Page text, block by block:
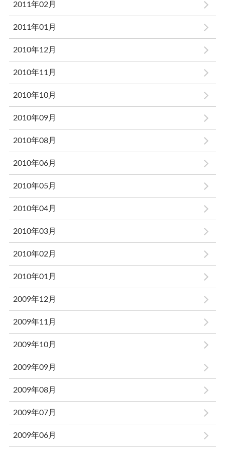
2011年02月
2011年01月
2010年12月
2010年11月
2010年10月
2010年09月
2010年08月
2010年06月
2010年05月
2010年04月
2010年03月
2010年02月
2010年01月
2009年12月
2009年11月
2009年10月
2009年09月
2009年08月
2009年07月
2009年06月